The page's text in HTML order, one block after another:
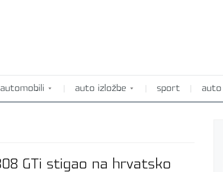
auto izložbe sport auto
GTi stigao na hrvatsko